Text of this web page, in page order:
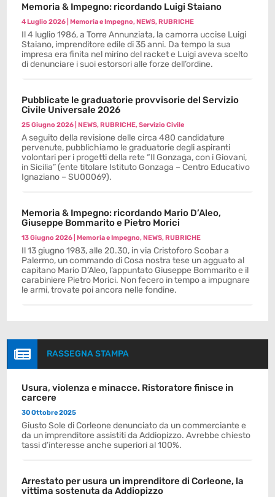
Memoria & Impegno: ricordando Luigi Staiano
4 Luglio 2026 |Memoria e Impegno,NEWS,RUBRICHE
Il 4 luglio 1986, a Torre Annunziata, la camorra uccise Luigi
Staiano, imprenditore edile di 35 anni. Da tempo la sua
impresa era finita nel mirino del racket e Luigi aveva scelto
di denunciare i suoi estorsori alle forze dell’ordine.
Pubblicate le graduatorie provvisorie del Servizio
Civile Universale 2026
25 Giugno 2026 |NEWS,RUBRICHE,Servizio Civile
A seguito della revisione delle circa 480 candidature
pervenute, pubblichiamo le graduatorie degli aspiranti
volontari per i progetti della rete “Il Gonzaga, con i Giovani,
in Sicilia” (ente titolare Istituto Gonzaga – Centro Educativo
Ignaziano – SU00069).
Memoria & Impegno: ricordando Mario D’Aleo,
Giuseppe Bommarito e Pietro Morici
13 Giugno 2026 |Memoria e Impegno,NEWS,RUBRICHE
Il 13 giugno 1983, alle 20.30, in via Cristoforo Scobar a
Palermo, un commando di Cosa nostra tese un agguato al
capitano Mario D’Aleo, l’appuntato Giuseppe Bommarito e il
carabiniere Pietro Morici. Non fecero in tempo a impugnare
le armi, trovate poi ancora nelle fondine.
 RASSEGNA STAMPA
Usura, violenza e minacce. Ristoratore finisce in
carcere
30 Ottobre 2025
Giusto Sole di Corleone denunciato da un commerciante e
da un imprenditore assistiti da Addiopizzo. Avrebbe chiesto
tassi d’interesse anche superiori al 100%.
Arrestato per usura un imprenditore di Corleone, la
vittima sostenuta da Addiopizzo